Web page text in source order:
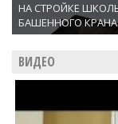
НА СТРОЙКЕ
БАШЕННОГО
ВИДЕО